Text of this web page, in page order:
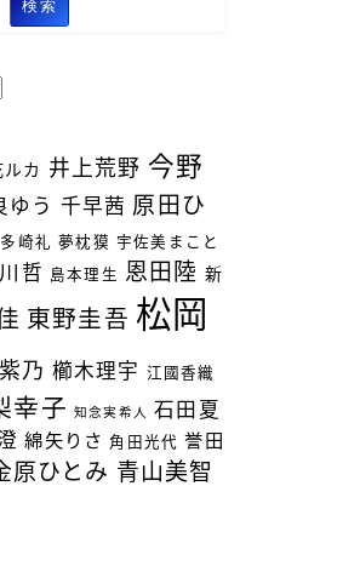
検索
ルカ 井上荒野 今野
ゆう 千早茜 原田ひ
多崎礼 夢枕獏 宇佐美まこと
哲 島本理生 恩田陸 新
東野圭吾 松岡
乃 櫛木理宇 江國香織
幸子 知念実希人
石田夏
綿矢りさ 角田光代 誉田
原ひとみ 青山美智